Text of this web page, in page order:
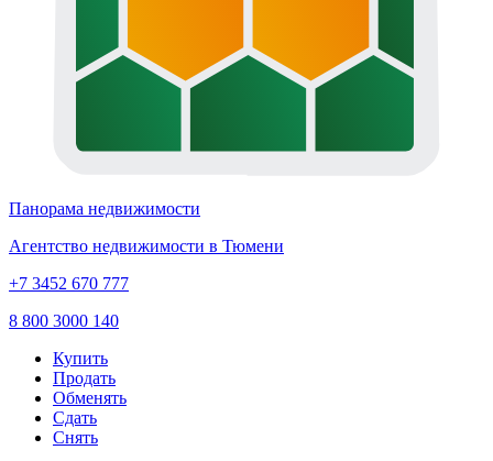
Панорама недвижимости
Агентство недвижимости в Тюмени
+7 3452 670 777
8 800 3000 140
Купить
Продать
Обменять
Сдать
Снять